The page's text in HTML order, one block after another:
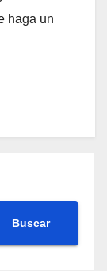
haga un
Buscar